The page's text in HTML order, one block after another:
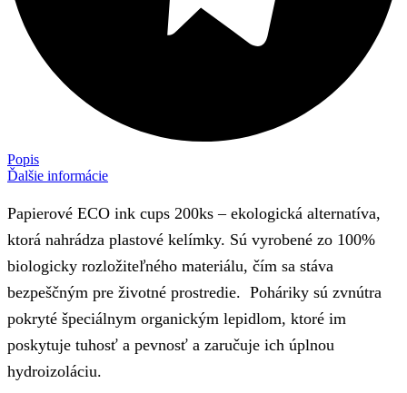
Popis
Ďalšie informácie
Papierové ECO ink cups 200ks – ekologická alternatíva,
ktorá nahrádza plastové kelímky. Sú vyrobené zo 100%
biologicky rozložiteľného materiálu, čím sa stáva
bezpeščným pre životné prostredie. Poháriky sú zvnútra
pokryté špeciálnym organickým lepidlom, ktoré im
poskytuje tuhosť a pevnosť a zaručuje ich úplnou
hydroizoláciu.